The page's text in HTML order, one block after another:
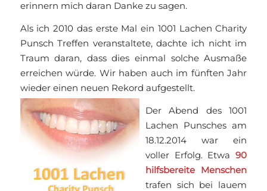
erinnern mich daran Danke zu sagen.
Als ich 2010 das erste Mal ein 1001 Lachen Charity
Punsch Treffen veranstaltete, dachte ich nicht im
Traum daran, dass dies einmal solche Ausmaße
erreichen würde. Wir haben auch im fünften Jahr
wieder einen neuen Rekord aufgestellt.
Der Abend des 1001
Lachen Punsches am
18.12.2014 war ein
voller Erfolg. Etwa90
hilfsbereite Menschen
trafen sich bei lauem